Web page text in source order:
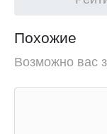
Похожие
Возможно вас